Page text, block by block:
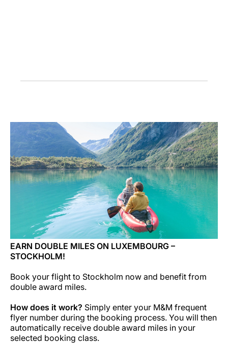
EARN DOUBLE MILES ON LUXEMBOURG –
STOCKHOLM!
Book your flight to Stockholm now and benefit from
double award miles.
How does it work? Simply enter your M&M frequent
flyer number during the booking process. You will then
automatically receive double award miles in your
selected booking class.